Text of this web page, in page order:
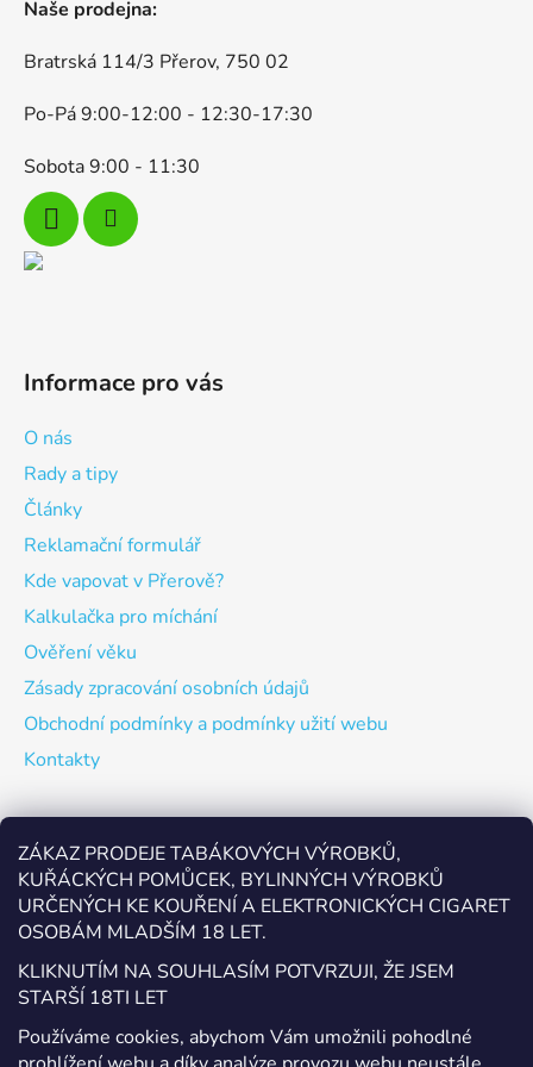
ZÁKAZ PRODEJE TABÁKOVÝCH VÝROBKŮ,
KUŘÁCKÝCH POMŮCEK, BYLINNÝCH VÝROBKŮ
URČENÝCH KE KOUŘENÍ A ELEKTRONICKÝCH CIGARET
OSOBÁM MLADŠÍM 18 LET.
KLIKNUTÍM NA SOUHLASÍM POTVRZUJI, ŽE JSEM
STARŠÍ 18TI LET
Používáme cookies, abychom Vám umožnili pohodlné
p
s
Naše prodejna:
Bratrská 114/3 Přerov, 750 02
Po-Pá 9:00-12:00 - 12:30-17:30
Sobota 9:00 - 11:30
Informace pro vás
O nás
Rady a tipy
Články
Reklamační formulář
Kde vapovat v Přerově?
Kalkulačka pro míchání
Ověření věku
Zásady zpracování osobních údajů
Obchodní podmínky a podmínky užití webu
Kontakty
Odebírat newsletter
Vložte svůj e-mail a my vám budeme zasílat informace o
nových produktech na našem e-shopu.
E-mail
Vložením e-mailu souhlasíte s
podmínkami ochrany
osobních údajů